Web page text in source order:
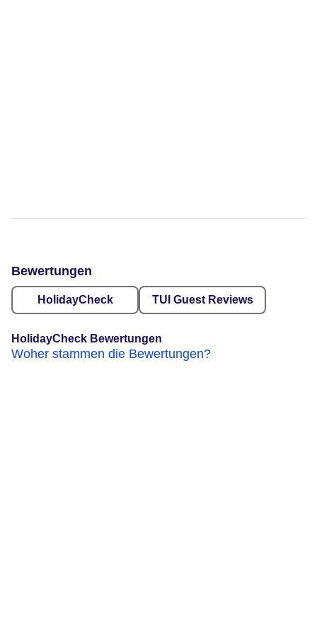
Bewertungen
HolidayCheck TUI Guest Reviews
HolidayCheck Bewertungen
Woher stammen die Bewertungen?